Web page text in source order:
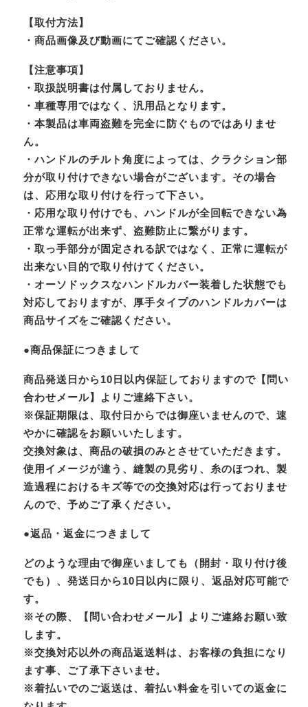
【取付方法】
・商品画像及び動画にてご確認ください。
【注意事項】
・取扱説明書は付属しておりません。
・車種専用ではなく、汎用品となります。
・本製品は車両盗難を完全に防ぐものではありませ
ん。
・ハンドルのチルト角度によっては、クラクション部
分が取り付けできない場合がございます。その場合
は、応用な取り付けを行って下さい。
・応用な取り付けでも、ハンドルが全回転できない為
正常な運転が出来ず、盗難防止に繋がります。
・取っ手部分が固定される訳ではなく、正常に運転が
出来ない目的で取り付けてください。
・オーソドックスなハンドルカバー装着した状態でも
対応しておりますが、厚手タイプのハンドルカバーは
商品サイズをご確認ください。
●商品保証につきまして
商品発送日から10日以内保証しておりますので【問い
合わせメール】よりご連絡下さい。
※保証期限は、取付日からでは御座いませんので、速
やかに確認をお願いいたします。
交換対象は、商品の破損のみとさせていただきます。
使用イメージが違う、縫製の見劣り、糸のほつれ、製
造過程におけるキズ等での交換対応は行っておりませ
んので、予めご了承ください。
●返品・返金につきまして
どのような理由で御座いましても（開封・取り付け後
でも）、発送日から10日以内に限り、返品対応可能で
す。
※その際、【問い合わせメール】よりご連絡お願い致
します。
※交換対応以外の商品返送料は、お客様の負担になり
ます事、ご了承下さいませ。
※着払いでのご返送は、着払い料金を引いての返金に